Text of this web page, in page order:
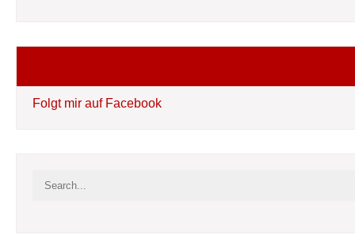
Folgt mir auf Facebook